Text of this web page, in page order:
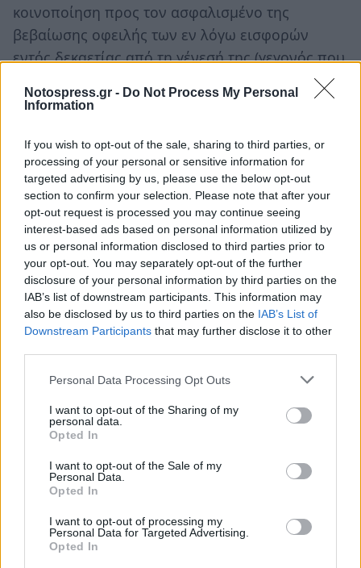
Notospress.gr - Do Not Process My Personal
Information
If you wish to opt-out of the sale, sharing to third parties, or
processing of your personal or sensitive information for
targeted advertising by us, please use the below opt-out
section to confirm your selection. Please note that after your
opt-out request is processed you may continue seeing
interest-based ads based on personal information utilized by
us or personal information disclosed to third parties prior to
your opt-out. You may separately opt-out of the further
disclosure of your personal information by third parties on the
IAB’s list of downstream participants. This information may
also be disclosed by us to third parties on the IAB’s List of
Downstream Participants that may further disclose it to other
Personal Data Processing Opt Outs
I want to opt-out of the Sharing of my
personal data.
Opted In
I want to opt-out of the Sale of my
Personal Data.
Opted In
I want to opt-out of processing my
Personal Data for Targeted Advertising.
Opted In
κοινοποίηση προς τον ασφαλισμένο της
βεβαίωσης οφειλής των εν λόγω εισφορών
εντός δεκαετίας από τη γένεσή της (γεγονός που
ασφαλισμένος οφείλει το σύνολο των εισφορών.
Παράδειγμα 2
Το 2019 βεβαιώθηκε και στη συνέχεια, με αίτηση
του ασφαλισμένου, ρυθμίστηκε οφειλή του
2008, η οποία με την εν λόγω διάταξη
αναφέρεται σε διάστημα πέραν της δεκαετίας
και άρα καθίσταται παραγεγραμμένη. Ο
οφειλέτης αυτός μπορεί, με αίτησή του, να
ζητήσει τη διαγραφή της υπολειπόμενης
του αναγνωρισθεί ο ασφαλιστικός χρόνος που
αντιστοιχεί στην οφειλή.
δεκαετία τις οφειλές του, αυτές «σβήνονται»;
φορά που ο ασφαλισμένος ειδοποιείται ότι
οφείλει ασφαλιστικές εισφορές και η δεκαετία